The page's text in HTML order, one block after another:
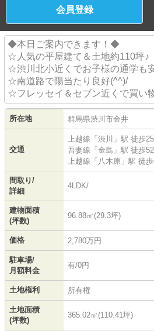
会員登録
◆本日ご案内できます！◆
☆人気の平屋建て＆土地約110坪♪
☆渋川北小近くでお子様の通学も
☆南道路で陽当たり良好(^^)/
☆フレッセイ＆セブン近くで買い
所在地 群馬県渋川市金井
交通
上越線 「 渋川 」駅 徒歩
吾妻線 「 金島 」駅 徒歩
上越線 「 八木原 」駅 徒
間取り/
詳細
4LDK/
建物面積
(坪数)
96.88㎡(29.3坪)
価格 2,780万円
駐車場/
月額料金
有/0円
土地権利 所有権
土地面積
(坪数)
365.02㎡(110.41坪)